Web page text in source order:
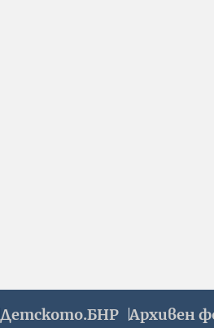
Детското.БНР Архивен